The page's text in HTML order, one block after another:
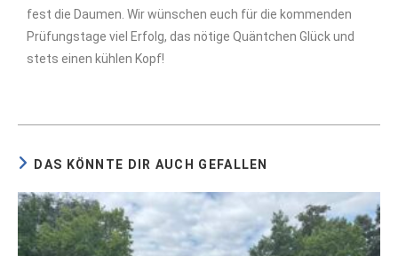
fest die Daumen. Wir wünschen euch für die kommenden
Prüfungstage viel Erfolg, das nötige Quäntchen Glück und
stets einen kühlen Kopf!
DAS KÖNNTE DIR AUCH GEFALLEN